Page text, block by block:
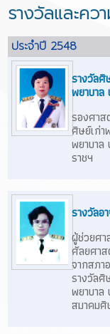
รางวัลและคว
ประจำปี 2548
รางวัลศิ
พยาบาล
รองศาส
ศิษย์เก่า
พยาบาล
ราชฯ
รางวัลอ
ผู้ช่วยศา
ศัลยศาส
จากสภา
รางวัลศิ
พยาบาล
สมาคมศิ